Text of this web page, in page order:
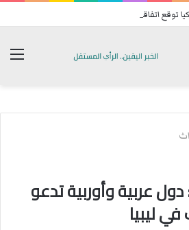
توقع اتفاقية دفاع مشترك
عربية وأوربية تدعو
ليبيا